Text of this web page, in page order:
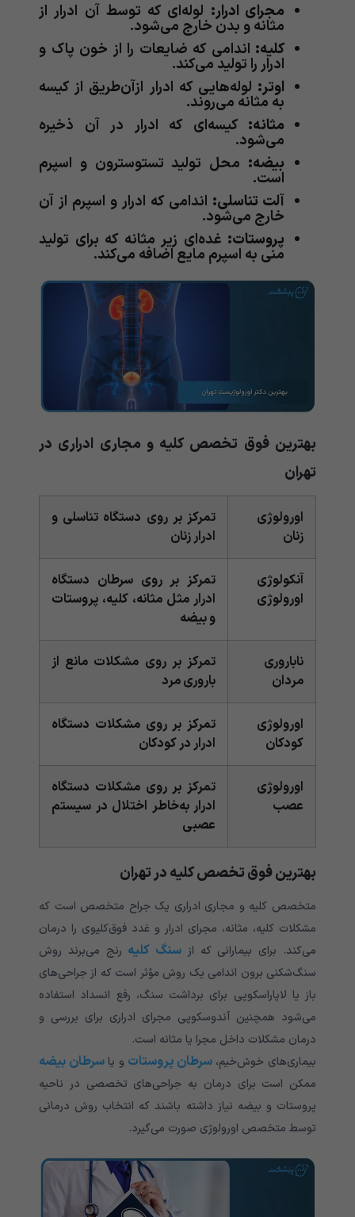
مجرای ادرار: لوله‌ای که توسط آن ادرار از
مثانه و بدن خارج می‌شود.
کلیه: اندامی که ضایعات را از خون پاک و
ادرار را تولید می‌کند.
اوتر: لوله‌هایی که ادرار ازآن‌طریق از کیسه
به مثانه می‌روند.
مثانه: کیسه‌ای که ادرار در آن ذخیره
می‌شود.
بیضه: محل تولید تستوسترون و اسپرم
است.
آلت تناسلی: اندامی که ادرار و اسپرم از آن
خارج می‌شود.
پروستات: غده‌ای زیر مثانه که برای تولید
منی به اسپرم مایع اضافه می‌کند.
بهترین فوق ‌تخصص کلیه و مجاری ادراری در
تهران
اورولوژی
زنان
تمرکز بر روی دستگاه تناسلی و
ادرار زنان
آنکولوژی
اورولوژی
تمرکز بر روی سرطان دستگاه
ادرار مثل مثانه، کلیه، پروستات
و بیضه
ناباروری
مردان
تمرکز بر روی مشکلات مانع از
باروری مرد
اورولوژی
کودکان
تمرکز بر روی مشکلات دستگاه
ادرار در کودکان
اورولوژی
عصب
تمرکز بر روی مشکلات دستگاه
ادرار به‌خاطر اختلال در سیستم
عصبی
بهترین فوق ‌تخصص کلیه در تهران
متخصص کلیه و مجاری ادراری یک جراح متخصص است که
مشکلات کلیه، مثانه، مجرای ادرار و غدد فوق‌کلیوی را درمان
می‌کند. برای بیمارانی که از سنگ کلیه رنج می‌برند روش
سنگ‌شکنی برون اندامی یک روش مؤثر است که از جراحی‌های
باز یا لاپاراسکوپی برای برداشت سنگ، رفع انسداد استفاده
می‌شود همچنین آندوسکوپی مجرای ادراری برای بررسی و
درمان مشکلات داخل مجرا یا مثانه است.
بیماری‌های خوش‌خیم،سرطان پروستات و یاسرطان بیضه
ممکن است برای درمان به جراحی‌های تخصصی در ناحیه
پروستات و بیضه نیاز داشته باشند که انتخاب روش درمانی
توسط متخصص اورولوژی صورت می‌گیرد.